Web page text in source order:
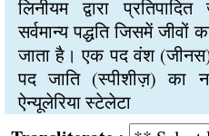
लिनीयम द्वारा
सर्वमान्य पद्धति जिसमें जीवों
जाता है। एक पद वंश
पद जाति (स्पीशीज़) का
ऐन्यूलेरिया स्टेलेटा